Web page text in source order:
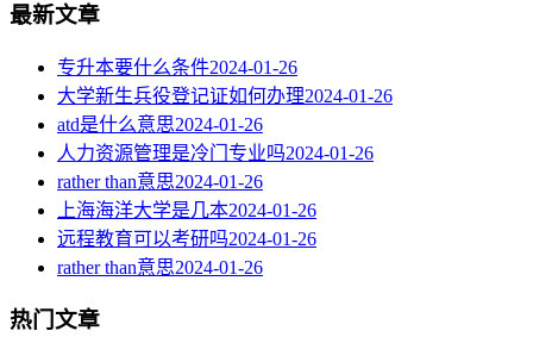
最新文章
专升本要什么条件2024-01-26
大学新生兵役登记证如何办理2024-01-26
atd是什么意思2024-01-26
人力资源管理是冷门专业吗2024-01-26
rather than意思2024-01-26
上海海洋大学是几本2024-01-26
远程教育可以考研吗2024-01-26
rather than意思2024-01-26
热门文章